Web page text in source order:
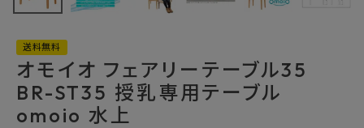
FAX注文はこちらから
カテゴリーから選ぶ
メーカーから選ぶ
送料無料
オモイオ フェアリーテーブル35
BR-ST35 授乳専用テーブル
omoio 水上